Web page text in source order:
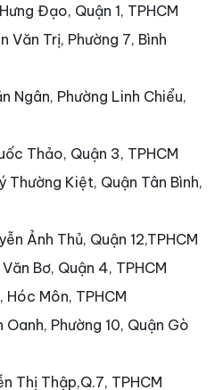
Đạo, Quận 1, TPHCM
Văn Trị, Phường 7, Bình
Ngân, Phường Linh Chiểu,
Thảo, Quận 3, TPHCM
Thường Kiệt, Quận Tân Bình,
Ảnh Thủ, Quận 12,TPHCM
Bơ, Quận 4, TPHCM
Hóc Môn, TPHCM
Oanh, Phường 10, Quận Gò
Thị Thập,Q.7, TPHCM